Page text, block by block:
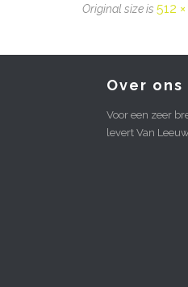
Original size is 512
Over ons
Voor een zeer
levert Van